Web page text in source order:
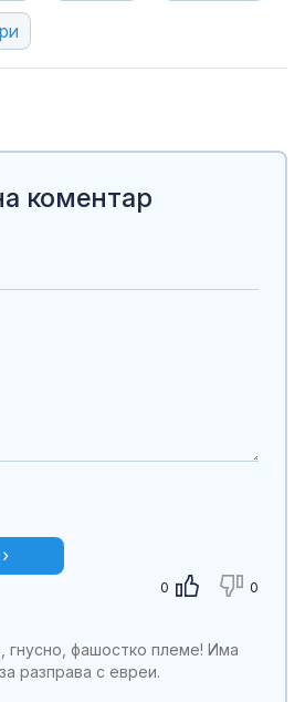
коментар
0 0
гнусно, фашостко племе! Има
разправа с евреи.